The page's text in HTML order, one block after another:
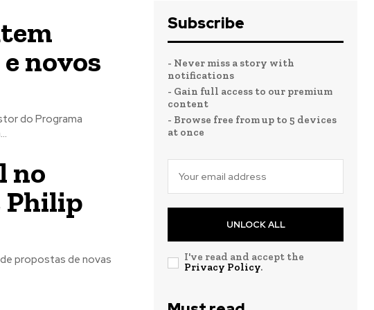
novos
do Programa
no
Philip
propostas de novas
Subscribe
- Never miss a story with
notifications
- Gain full access to our premium
content
- Browse free from up to 5 devices
at once
UNLOCK ALL
I've read and accept the
Privacy Policy.